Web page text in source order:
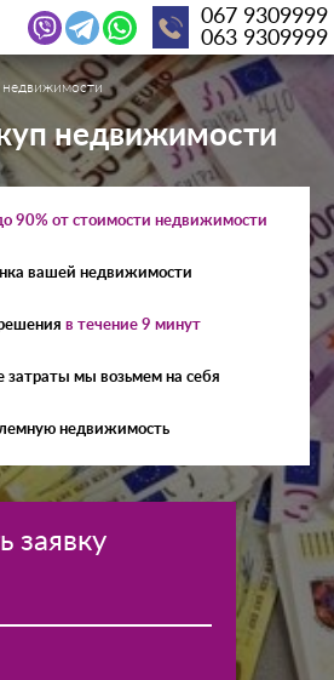
067 9309999
063 9309999
недвижимости
90% от стоимости недвижимости
вашей недвижимости
в течение 9 минут
затраты мы возьмем на себя
недвижимость
заявку